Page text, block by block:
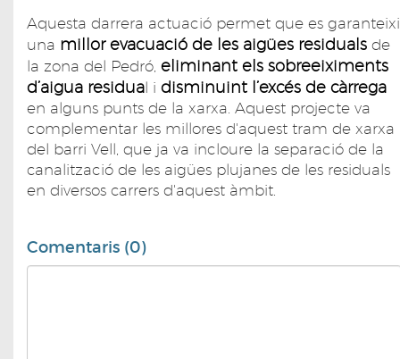
Aquesta darrera actuació permet que es garanteixi
una millor evacuació de les aigües residuals de
la zona del Pedró, eliminant els sobreeiximents
d’aigua residual i disminuint l’excés de càrrega
en alguns punts de la xarxa. Aquest projecte va
complementar les millores d'aquest tram de xarxa
del barri Vell, que ja va incloure la separació de la
canalització de les aigües plujanes de les residuals
en diversos carrers d'aquest àmbit.
Comentaris (0)